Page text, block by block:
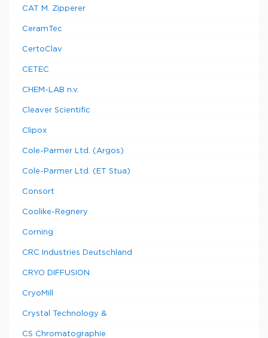
CAT M. Zipperer
CeramTec
CertoClav
CETEC
CHEM-LAB n.v.
Cleaver Scientific
Clipox
Cole-Parmer Ltd. (Argos)
Cole-Parmer Ltd. (ET Stua)
Consort
Coolike-Regnery
Corning
CRC Industries Deutschland
CRYO DIFFUSION
CryoMill
Crystal Technology &
CS Chromatographie